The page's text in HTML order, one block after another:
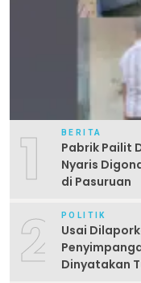
1 BERITA
Pabrik Pailit
Nyaris
di Pasuruan
2 POLITIK
Usai
Dinyatakan